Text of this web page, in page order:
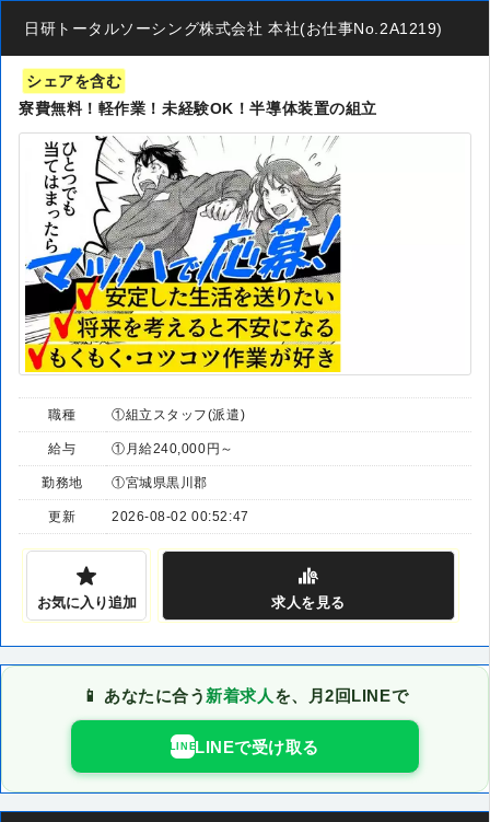
日研トータルソーシング株式会社 本社(お仕事No.2A1219)
シェアを含む
寮費無料！軽作業！未経験OK！半導体装置の組立
職種 ①組立スタッフ(派遣)
給与 ①月給240,000円～
勤務地 ①宮城県黒川郡
更新 2026-08-02 00:52:47
お気に入り追加 求人を見る
📱 あなたに合う 新着求人 を、月2回LINEで
LINELINEで受け取る